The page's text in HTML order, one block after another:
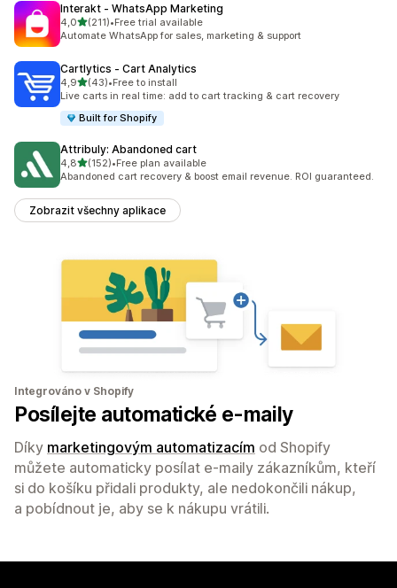
Interakt ‑ WhatsApp Marketing
4,0z 5 hvězd
(211)
Celkový počet recenzí: 211
•Free trial available
Automate WhatsApp for sales, marketing & support
Cartlytics ‑ Cart Analytics
4,9z 5 hvězd
(43)
Celkový počet recenzí: 43
•Free to install
Live carts in real time: add to cart tracking & cart recovery
Built for Shopify
Attribuly: Abandoned cart
4,8z 5 hvězd
(152)
Celkový počet recenzí: 152
•Free plan available
Abandoned cart recovery & boost email revenue. ROI guaranteed.
Zobrazit všechny aplikace
Integrováno v Shopify
Posílejte automatické e-maily
Díky marketingovým automatizacím od Shopify
můžete automaticky posílat e-maily zákazníkům, kteří
si do košíku přidali produkty, ale nedokončili nákup,
a pobídnout je, aby se k nákupu vrátili.